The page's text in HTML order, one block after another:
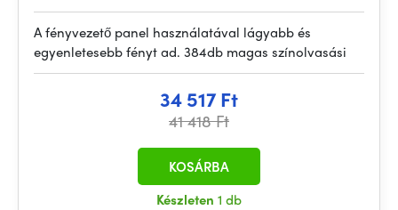
A fényvezető panel használatával lágyabb és
egyenletesebb fényt ad. 384db magas színolvasási
34 517 Ft
41 418 Ft
Készleten 1 db
KOSÁRBA